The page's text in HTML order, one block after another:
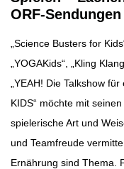
ORF-
„Science Busters for
„YOGAKids“, „Kling
„YEAH! Die Talkshow
KIDS“ möchte mit
spielerische Art und
und Teamfreude
Ernährung sind Thema.